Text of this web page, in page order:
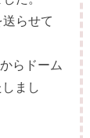
らせて
らドーム
まし